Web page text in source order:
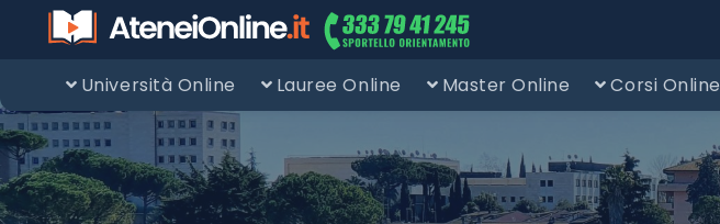
Università Online Lauree Online Master Online Corsi Online